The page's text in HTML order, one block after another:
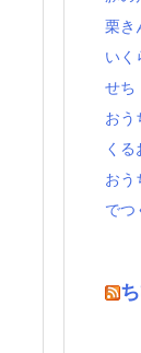
栗き
いく
せち
おう
くる
おう
でつ